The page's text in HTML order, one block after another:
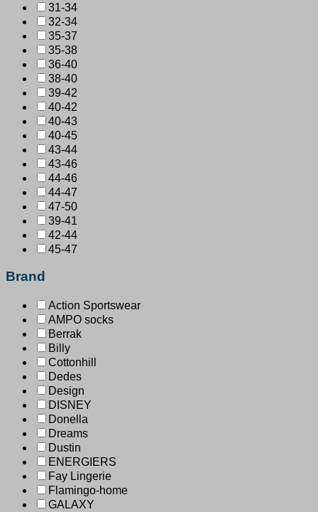
31-34
32-34
35-37
35-38
36-40
38-40
39-42
40-42
40-43
40-45
43-44
43-46
44-46
44-47
47-50
39-41
42-44
45-47
Brand
Action Sportswear
AMPO socks
Berrak
Billy
Cottonhill
Dedes
Design
DISNEY
Donella
Dreams
Dustin
ENERGIERS
Fay Lingerie
Flamingo-home
GALAXY